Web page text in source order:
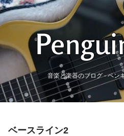
音楽と楽器のブログ - ペン
ベースライン2